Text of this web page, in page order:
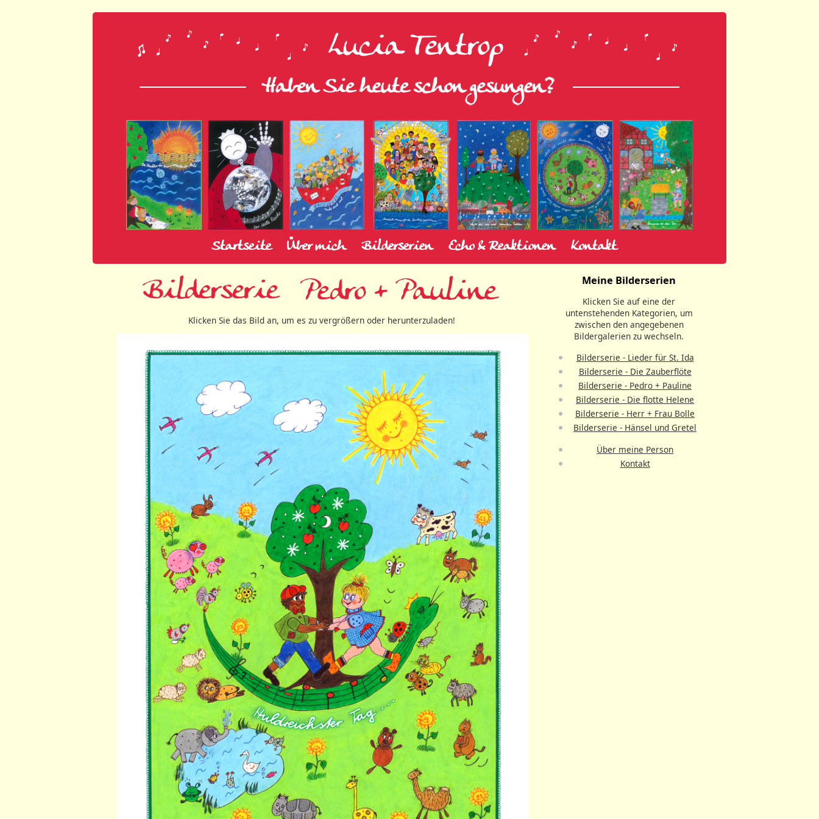
Startseite Über mich Bilderserien Echo & Reaktionen Kontakt
Meine Bilderserien
Klicken Sie auf eine der
untenstehenden Kategorien, um
zwischen den angegebenen
Bildergalerien zu wechseln.
Bilderserie - Lieder für St. Ida
Bilderserie - Die Zauberflöte
Bilderserie - Pedro + Pauline
Bilderserie - Die flotte Helene
Bilderserie - Herr + Frau Bolle
Bilderserie - Hänsel und Gretel
Über meine Person
Kontakt
Klicken Sie das Bild an, um es zu vergrößern oder herunterzuladen!